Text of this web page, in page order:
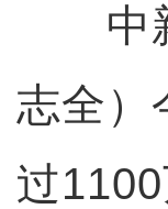
中新
志全）
过